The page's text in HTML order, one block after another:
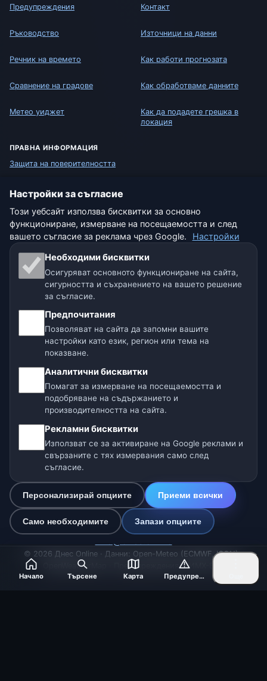
Предупреждения
Ръководство
Речник на времето
Сравнение на градове
Метео уиджет
Контакт
Източници на данни
Как работи прогнозата
Как обработваме данните
Как да подадете грешка в
локация
ПРАВНА ИНФОРМАЦИЯ
Защита на поверителността
Бисквитки
Условия за ползване
Отказ от отговорност
Помагаме на животните
Карта на сайта
Настройки
Нашите метео сайтове:
🇨🇿 Чехия 🇭🇷 Хърватия 🇧🇬 България
🇩🇪🇦🇹🇨🇭 Германия / Австрия / Швейцария
🌎 Латинска Америка и Испания
🇮🇳 Южна и Югоизточна Азия
🌍 Международна метео мрежа
Оператор: Spolek Minizoo.cz z.s. | ИН: 21135550 |
© 2026 Днес Online · Данни: Open-Meteo (ECMWF, ICON) ·
OpenWeatherMap · Предупреждения: НИМХ-БАН
Начало Търсене Карта Предупреждения
Настройки за съгласие
Този уебсайт използва бисквитки за основно
функциониране, измерване на посещаемостта и след
вашето съгласие за реклама чрез Google.
Настройки
Необходими бисквитки
Осигуряват основното функциониране на сайта,
сигурността и съхранението на вашето решение
за съгласие.
Предпочитания
Позволяват на сайта да запомни вашите
настройки като език, регион или тема на
показване.
Аналитични бисквитки
Помагат за измерване на посещаемостта и
подобряване на съдържанието и
производителността на сайта.
Рекламни бисквитки
Използват се за активиране на Google реклами и
свързаните с тях измервания само след
съгласие.
Персонализирай опциите Приеми всички
Само необходимите Запази опциите